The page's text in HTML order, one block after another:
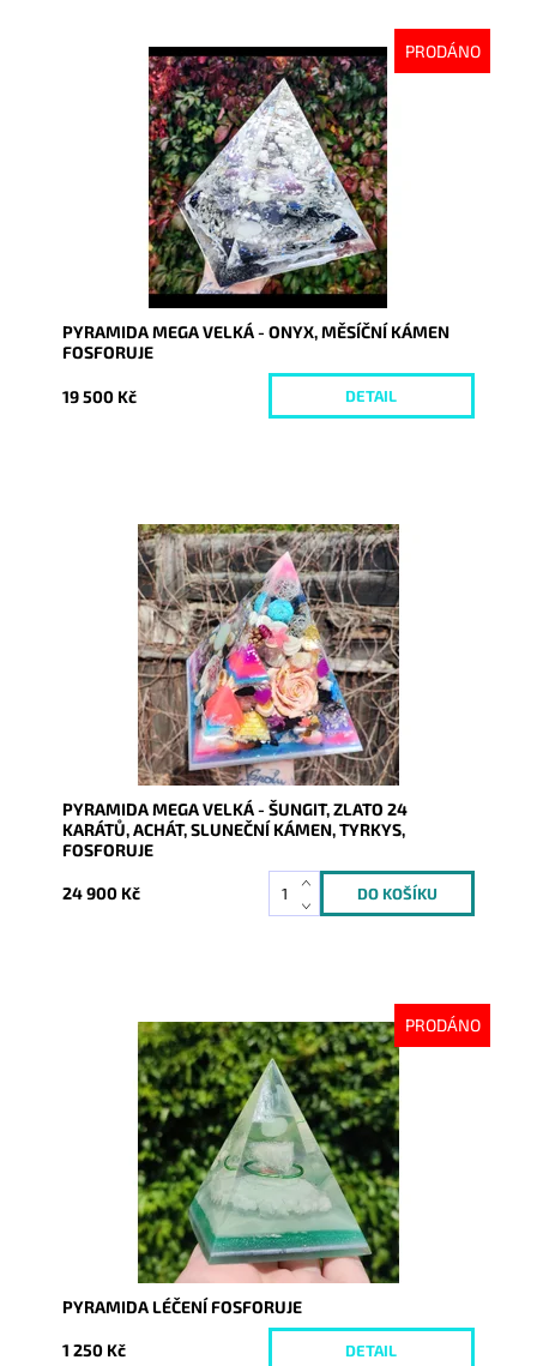
PRODÁNO
Dostupnost:
Vyprodáno
7466
PYRAMIDA MEGA VELKÁ - ONYX, MĚSÍČNÍ KÁMEN
FOSFORUJE
19 500 Kč DETAIL
Dostupnost:
Skladem
8369
PYRAMIDA MEGA VELKÁ - ŠUNGIT, ZLATO 24
KARÁTŮ, ACHÁT, SLUNEČNÍ KÁMEN, TYRKYS,
FOSFORUJE
24 900 Kč
PRODÁNO
Dostupnost:
Vyprodáno
8741
PYRAMIDA LÉČENÍ FOSFORUJE
1 250 Kč DETAIL